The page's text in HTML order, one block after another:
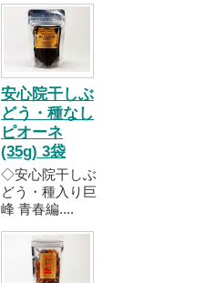
安心院干しぶ
どう・種なし
ピオーネ
(35g) 3袋
◇安心院干しぶ
どう・種入り巨
峰 青春編....